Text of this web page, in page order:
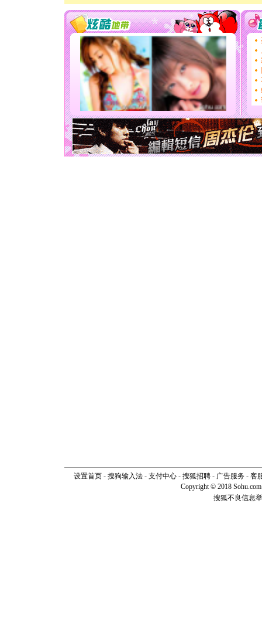
[春节]风
颜！冬去
道一声
[春节]传
片叶子
送你一
[圣诞节]
你太多
要平安
[圣诞节]
能正大
天都要快
[圣诞节]
如意,快
[元旦]看
断电。爱
设置首页- 搜狗输入法- 支付中心- 搜狐招聘- 广告服务- 客
Copyright © 2018
搜狐不良信息